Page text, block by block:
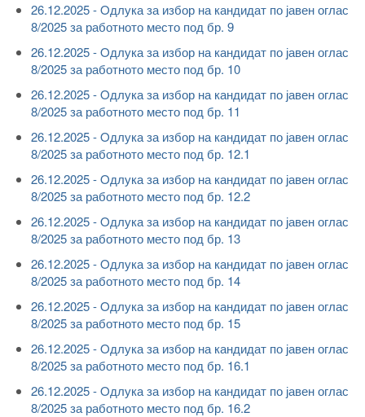
26.12.2025 - Oдлука за избор на кандидат по јавен оглас
8/2025 за работното место под бр. 9
26.12.2025 - Oдлука за избор на кандидат по јавен оглас
8/2025 за работното место под бр. 10
26.12.2025 - Oдлука за избор на кандидат по јавен оглас
8/2025 за работното место под бр. 11
26.12.2025 - Oдлука за избор на кандидат по јавен оглас
8/2025 за работното место под бр. 12.1
26.12.2025 - Oдлука за избор на кандидат по јавен оглас
8/2025 за работното место под бр. 12.2
26.12.2025 - Oдлука за избор на кандидат по јавен оглас
8/2025 за работното место под бр. 13
26.12.2025 - Oдлука за избор на кандидат по јавен оглас
8/2025 за работното место под бр. 14
26.12.2025 - Oдлука за избор на кандидат по јавен оглас
8/2025 за работното место под бр. 15
26.12.2025 - Oдлука за избор на кандидат по јавен оглас
8/2025 за работното место под бр. 16.1
26.12.2025 - Oдлука за избор на кандидат по јавен оглас
8/2025 за работното место под бр. 16.2